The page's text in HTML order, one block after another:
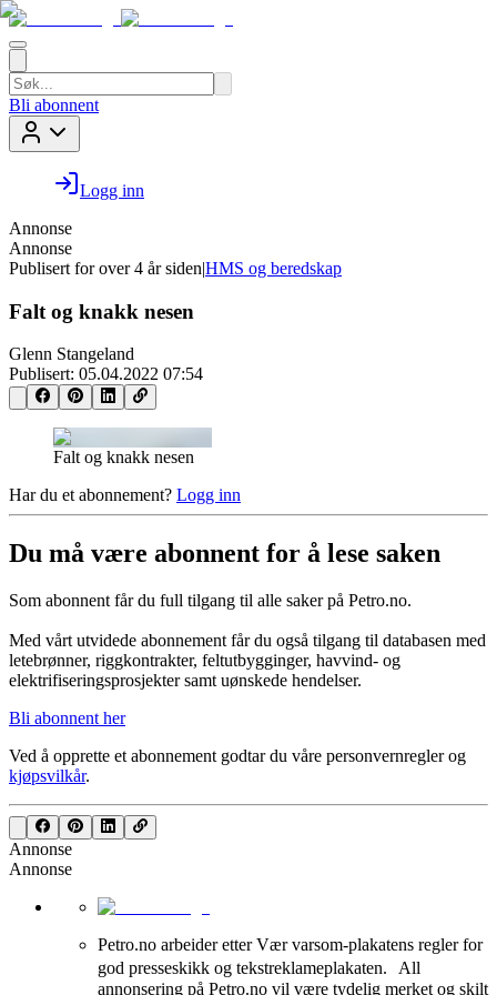
Bli abonnent
Logg inn
Annonse
Annonse
Publisert for over 4 år siden|HMS og beredskap
Falt og knakk nesen
Glenn Stangeland
Publisert: 05.04.2022 07:54
Falt og knakk nesen
Har du et abonnement? Logg inn
Du må være abonnent for å lese saken
Som abonnent får du full tilgang til alle saker på Petro.no.
Med vårt utvidede abonnement får du også tilgang til databasen med
letebrønner, riggkontrakter, feltutbygginger, havvind- og
elektrifiseringsprosjekter samt uønskede hendelser.
Bli abonnent her
Ved å opprette et abonnement godtar du våre personvernreglerog
kjøpsvilkår.
Annonse
Annonse
Petro.no arbeider etter Vær varsom-plakatens regler for
god presseskikk og tekstreklameplakaten. All
annonsering på Petro.no vil være tydelig merket og skilt